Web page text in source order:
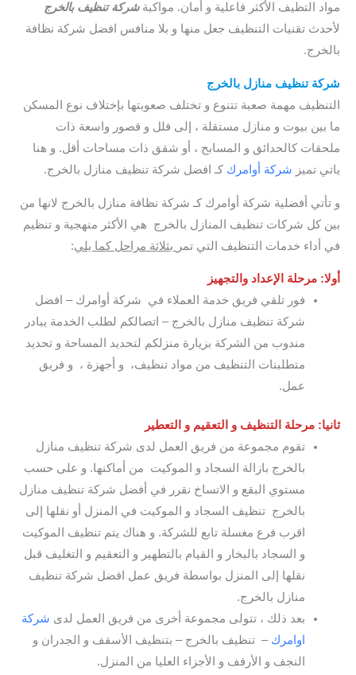
مواد التظيف الأكثر فاعلية و أمان. مواكبةشركة تنظيف بالخرج
لأحدث تقنيات التنظيف جعل منها و بلا منافس افضل شركة نظافة
بالخرج.
شركة تنظيف منازل بالخرج
التنظيف مهمة صعبة تتنوع و تختلف صعوبتها بإختلاف نوع المسكن
ما بين بيوت و منازل مستقلة ، إلى فلل و قصور واسعة ذات
ملحقات كالحدائق و المسابح ، أو شقق ذات مساحات أقل. و هنا
ياتي تميز شركة أوامرك كـ افضل شركة تنظيف منازل بالخرج.
و تأتي أفضلية شركة أوامرك كـ شركة نظافة منازل بالخرج لانها من
بين كل شركات تنظيف المنازل بالخرج هي الأكثر منهجية و تنظيم
في أداء خدمات التنظيف التي تمر بثلاثة مراحل كما يلي:
أولا: مرحلة الإعداد والتجهيز
فور تلقي فريق خدمة العملاء في شركة أوامرك – افضل
شركة تنظيف منازل بالخرج – اتصالكم لطلب الخدمة يبادر
مندوب من الشركة بزيارة منزلكم لتحديد المساحة و تحديد
متطلبنات التنظيف من مواد تنظيف، و أجهزة ، و فريق
عمل.
ثانيا: مرحلة التنظيف و التعقيم و التعطير
تقوم مجموعة من فريق العمل لدى شركة تنظيف منازل
بالخرج بازالة السجاد و الموكيت من أماكنها. و على حسب
مستوي البقع و الاتساخ نقرر في أفضل شركة تنظيف منازل
بالخرج تنظيف السجاد و الموكيت في المنزل أو نقلها إلى
اقرب فرع مغسلة تابع للشركة. و هناك يتم تنظيف الموكيت
و السجاد بالبخار و القيام بالتطهير و التعقيم و التغليف قبل
نقلها إلى المنزل بواسطة فريق عمل افضل شركة تنظيف
منازل بالخرج.
بعد ذلك ، تتولى مجموعة أخرى من فريق العمل لدى شركة
اوامرك – تنظيف بالخرج – بتنظيف الأسقف و الجدران و
النجف و الأرفف و الأجزاء العليا من المنزل.